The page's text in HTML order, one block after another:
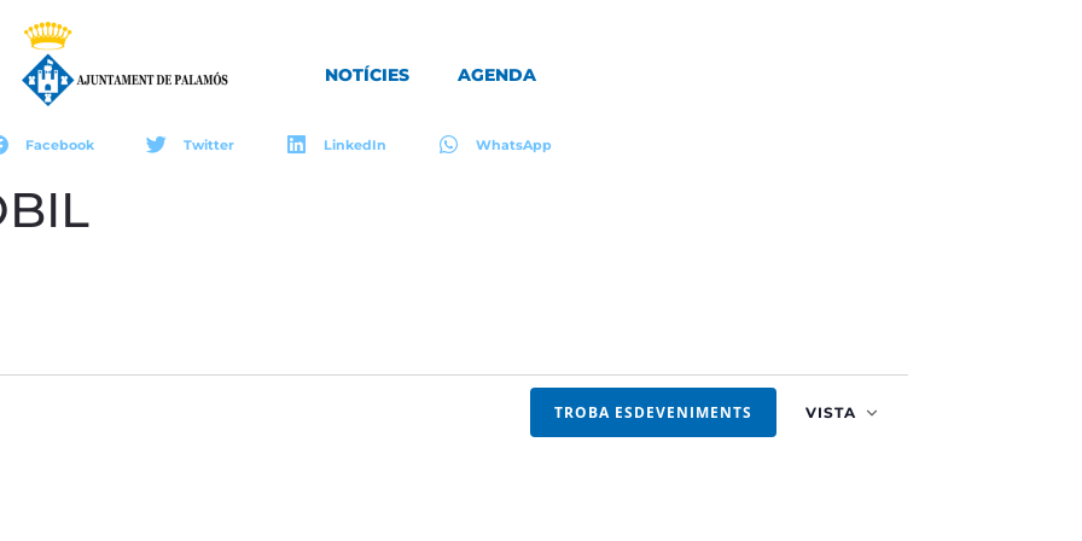
NOTÍCIES AGENDA
Facebook Twitter LinkedIn WhatsApp
TROBA ESDEVENIMENTS VISTA